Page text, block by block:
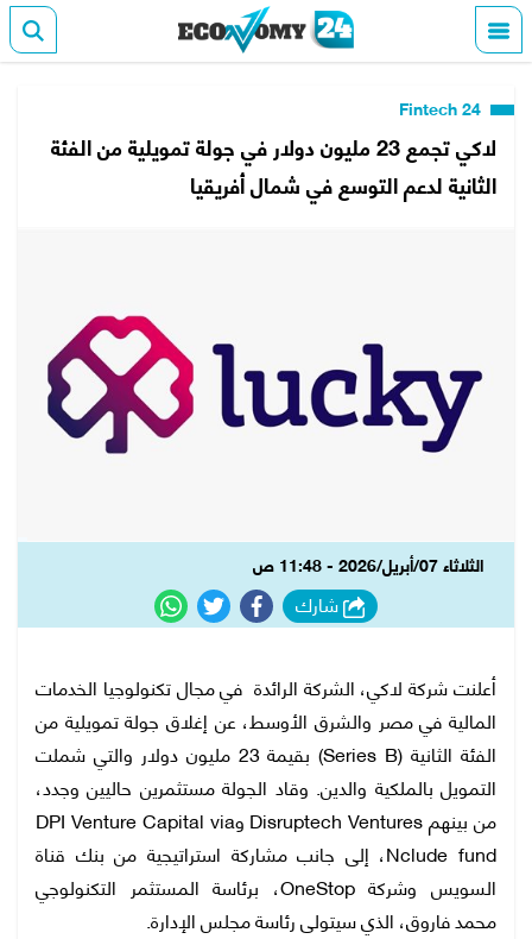
لاكي تجمع 23 مليون دولار في جولة تمويلية من الفئة
الثانية لدعم التوسع في شمال أفريقيا
الثلاثاء 07/أبريل/2026 - 11:48 ص
شارك
أعلنت شركة لاكي، الشركة الرائدة في مجال تكنولوجيا الخدمات
المالية في مصر والشرق الأوسط، عن إغلاق جولة تمويلية من
الفئة الثانية (Series B) بقيمة 23 مليون دولار والتي شملت
التمويل بالملكية والدين. وقاد الجولة مستثمرين حاليين وجدد،
من بينهم Disruptech Ventures وDPI Venture Capital via
Nclude fund، إلى جانب مشاركة استراتيجية من بنك قناة
السويس وشركة OneStop، برئاسة المستثمر التكنولوجي
محمد فاروق، الذي سيتولى رئاسة مجلس الإدارة.